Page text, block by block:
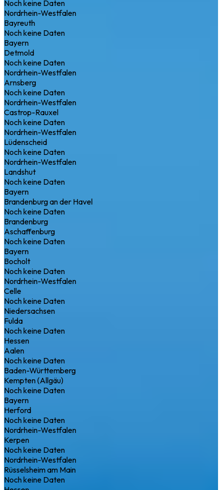
Noch keine Daten
Nordrhein-Westfalen
Bayreuth
Noch keine Daten
Bayern
Detmold
Noch keine Daten
Nordrhein-Westfalen
Arnsberg
Noch keine Daten
Nordrhein-Westfalen
Castrop-Rauxel
Noch keine Daten
Nordrhein-Westfalen
Lüdenscheid
Noch keine Daten
Nordrhein-Westfalen
Landshut
Noch keine Daten
Bayern
Brandenburg an der Havel
Noch keine Daten
Brandenburg
Aschaffenburg
Noch keine Daten
Bayern
Bocholt
Noch keine Daten
Nordrhein-Westfalen
Celle
Noch keine Daten
Niedersachsen
Fulda
Noch keine Daten
Hessen
Aalen
Noch keine Daten
Baden-Württemberg
Kempten (Allgäu)
Noch keine Daten
Bayern
Herford
Noch keine Daten
Nordrhein-Westfalen
Kerpen
Noch keine Daten
Nordrhein-Westfalen
Rüsselsheim am Main
Noch keine Daten